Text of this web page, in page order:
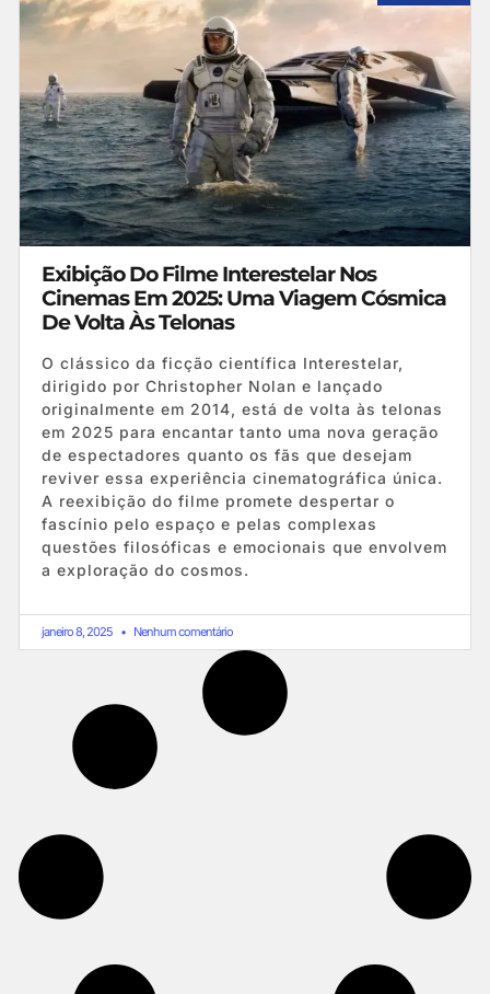
Exibição Do Filme Interestelar Nos
Cinemas Em 2025: Uma Viagem Cósmica
De Volta Às Telonas
O clássico da ficção científica Interestelar,
dirigido por Christopher Nolan e lançado
originalmente em 2014, está de volta às telonas
em 2025 para encantar tanto uma nova geração
de espectadores quanto os fãs que desejam
reviver essa experiência cinematográfica única.
A reexibição do filme promete despertar o
fascínio pelo espaço e pelas complexas
questões filosóficas e emocionais que envolvem
a exploração do cosmos.
janeiro 8, 2025 Nenhum comentário